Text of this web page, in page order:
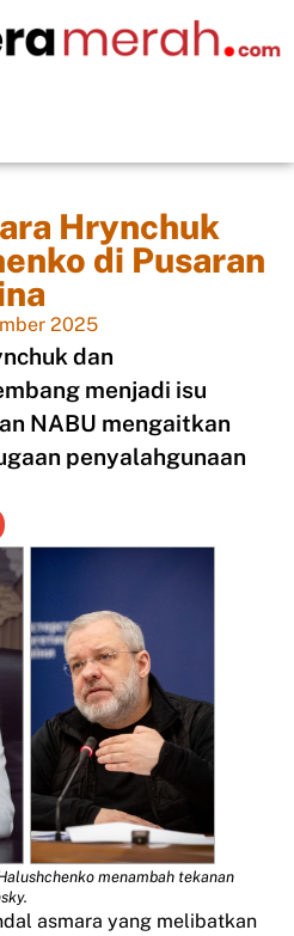
Hrynchuk
di Pusaran
2025
dan
menjadi isu
NABU mengaitkan
penyalahgunaan
menambah tekanan
asmara yang melibatkan